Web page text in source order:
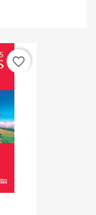
favorite_border